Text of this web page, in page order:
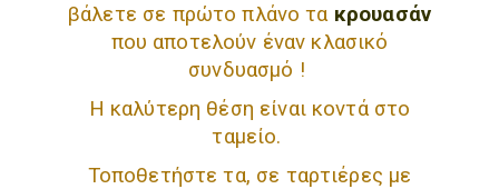
βάλετε σε πρώτο πλάνο τα κρουασάν
που αποτελούν έναν κλασικό
συνδυασμό !
Η καλύτερη θέση είναι κοντά στο
ταμείο.
Τοποθετήστε τα, σε ταρτιέρες με